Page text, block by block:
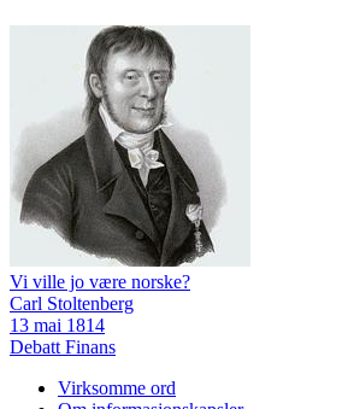
Vi ville jo være norske?
Carl Stoltenberg
13 mai 1814
Debatt Finans
Virksomme ord